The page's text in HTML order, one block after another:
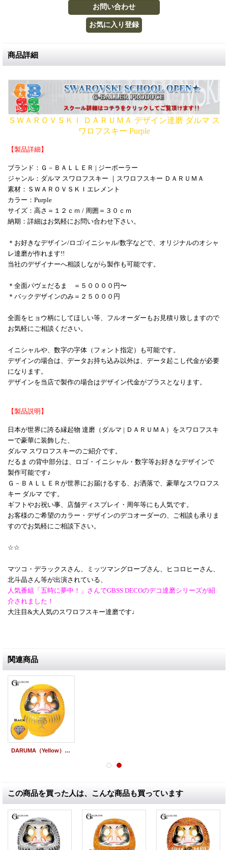
商品詳細
ＳＷＡＲＯＶＳＫＩ ＤＡＲＵＭＡ デザイン達磨 ダルマ ス
ワロフスキー Purple
【製品詳細】
ブランド：Ｇ－ＢＡＬＬＥＲ | ジーボーラー
ジャンル：ダルマ スワロフスキー ｜スワロフスキー ＤＡＲＵＭＡ
素材：ＳＷＡＲＯＶＳＫＩエレメント
カラー：Purple
サイズ：高さ＝１２ｃｍ / 周囲＝３０ｃｍ
納期：詳細はお気軽にお問い合わせ下さい。
＊お好きなデザイン/ロゴ/イニシャル/数字などで、オリジナルのオシャ
レ達磨が作れます!!
当社のデザイナーへ相談しながら製作も可能です。
＊全面パヴェだるま ＝ ５００００円〜
＊バックデザインのみ＝２５０００円
全面をヒョウ柄にしてほしい等、フルオーダーもお見積り致しますので
お気軽にご相談ください。
イニシャルや、数字の字体（フォント指定）も可能です。
デザインの場合は、データお持ち込み以外は、データ起こし代金が必要
になります。
デザインを当店で製作の場合はデザイン代金がプラスとなります。
【製品説明】
日本が世界に誇る縁起物 達磨（ダルマ | ＤＡＲＵＭＡ）をスワロフスキ
ーで豪華に装飾した、
ダルマ スワロフスキーのご紹介です。
だるま の背中部分は、ロゴ・イニシャル・数字等お好きなデザインで
製作可能です♪
Ｇ－ＢＡＬＬＥＲが世界にお届けるする、お洒落で、豪華なスワロフス
キー ダルマ です。
ギフトやお祝い事、店舗ディスプレイ・周年等にも人気です。
お客様のご希望のカラー・デザインのデコオーダーの、ご相談も承りま
すのでお気軽にご相談下さい。
☆☆
マツコ・デラックスさん、ミッツマングローブさん、ヒコロヒーさん、
北斗晶さん等が出演されている、
人気番組「五時に夢中！」さんでGBSS DECOのデコ達磨シリーズが紹
介されました！
大注目&大人気のスワロフスキー達磨です♩
関連商品
DARUMA（Yellow） ×スワロフスキー フルオーダー/カスタムオーダー
この商品を買った人は、こんな商品も買っています